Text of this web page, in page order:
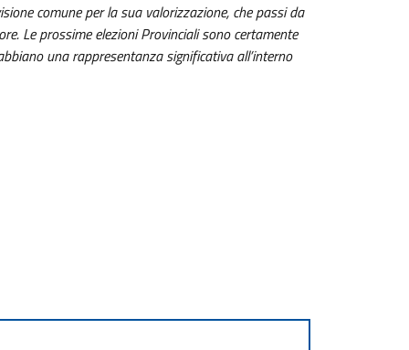
comune per la sua valorizzazione, che passi da
Le prossime elezioni Provinciali sono certamente
una rappresentanza significativa all’interno